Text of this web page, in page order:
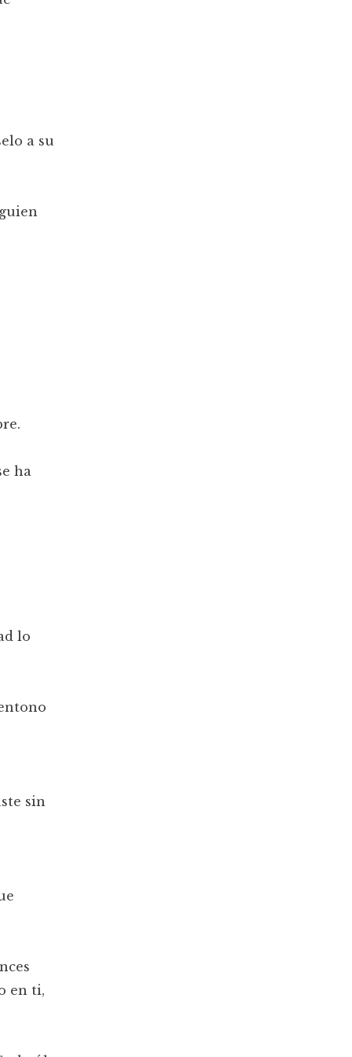
a su
ha
lo
sin
en ti,